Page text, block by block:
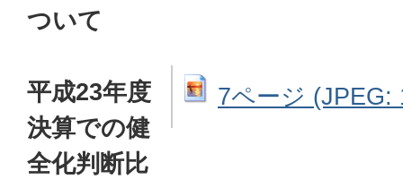
ついて
平成23年度
決算での健
全化判断比
7ページ (JPEG: